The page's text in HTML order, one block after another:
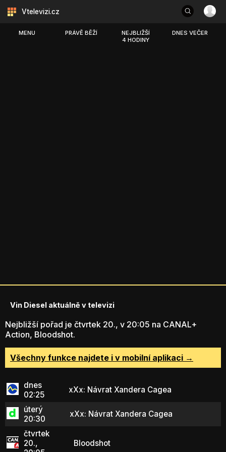
Vtelevizi.cz
MENU PRÁVĚ BĚŽÍ
NEJBLIŽŠÍ
4 HODINY
DNES VEČER
Vin Diesel aktuálně v televizi
Nejbližší pořad je čtvrtek 20., v 20:05 na CANAL+
Action, Bloodshot.
Všechny funkce najdete i v mobilní aplikaci →
dnes
02:25
xXx: Návrat Xandera Cagea
úterý
20:30
xXx: Návrat Xandera Cagea
čtvrtek
20.,
Bloodshot